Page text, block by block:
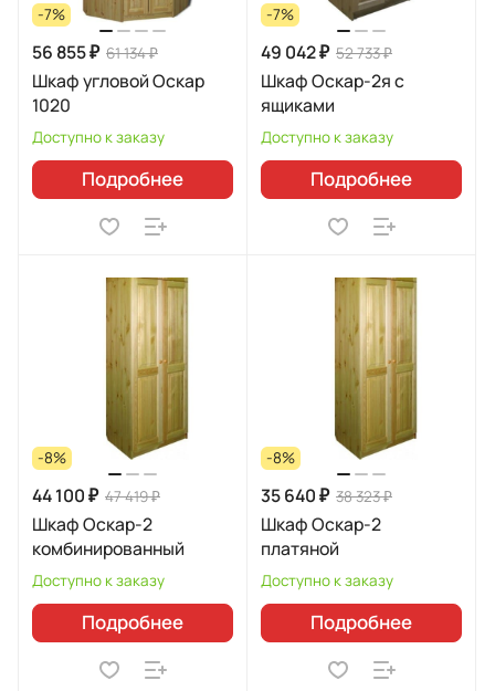
-7%
56 855 ₽ 61 134 ₽
Шкаф угловой Оскар
1020
Доступно к заказу
Подробнее
-7%
49 042 ₽ 52 733 ₽
Шкаф Оскар-2я с
ящиками
Доступно к заказу
Подробнее
-8%
44 100 ₽ 47 419 ₽
Шкаф Оскар-2
комбинированный
Доступно к заказу
Подробнее
-8%
35 640 ₽ 38 323 ₽
Шкаф Оскар-2
платяной
Доступно к заказу
Подробнее